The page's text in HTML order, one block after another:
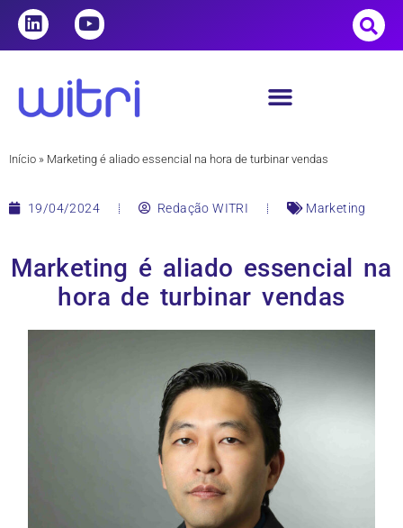
Início » Marketing é aliado essencial na hora de turbinar vendas
19/04/2024 Redação WITRI Marketing
Marketing é aliado essencial na
hora de turbinar vendas